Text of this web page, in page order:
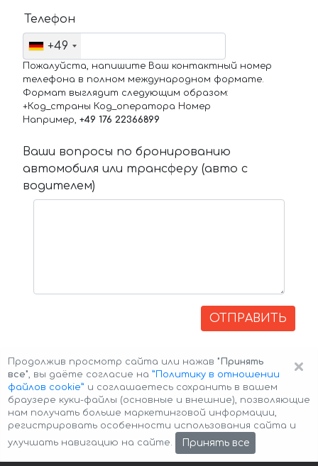
Телефон
+49
Пожалуйста, напишите Ваш контактный номер
телефона в полном международном формате.
Формат выглядит следующим образом:
+Код_страны Код_оператора Номер
Например, +49 176 22366899
Ваши вопросы по бронированию
автомобиля или трансферу (авто с
водителем)
ОТПРАВИТЬ
Авторские права © 2026 Авто-Аренда Cookie Policy
×
Продолжив просмотр сайта или нажав "Принять
все", вы даёте согласие на ”Политику в отношении
файлов cookie” и соглашаетесь сохранить в вашем
браузере куки-файлы (основные и внешние), позволяющие
нам получать больше маркетинговой информации,
регистрировать особенности использования сайта и
улучшать навигацию на сайте.
Принять все